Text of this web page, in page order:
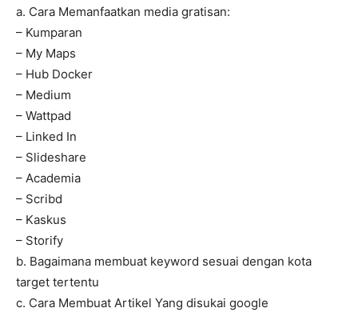
a. Cara Memanfaatkan media gratisan:
– Kumparan
– My Maps
– Hub Docker
– Medium
– Wattpad
– Linked In
– Slideshare
– Academia
– Scribd
– Kaskus
– Storify
b. Bagaimana membuat keyword sesuai dengan kota
target tertentu
c. Cara Membuat Artikel Yang disukai google